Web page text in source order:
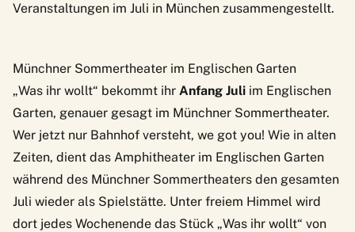
Veranstaltungen im Juli in München zusammengestellt.
Münchner Sommertheater im Englischen Garten
„Was ihr wollt“ bekommt ihr Anfang Juli im Englischen
Garten, genauer gesagt im Münchner Sommertheater.
Wer jetzt nur Bahnhof versteht, we got you! Wie in alten
Zeiten, dient das Amphitheater im Englischen Garten
während des Münchner Sommertheaters den gesamten
Juli wieder als Spielstätte. Unter freiem Himmel wird
dort jedes Wochenende das Stück „Was ihr wollt“ von